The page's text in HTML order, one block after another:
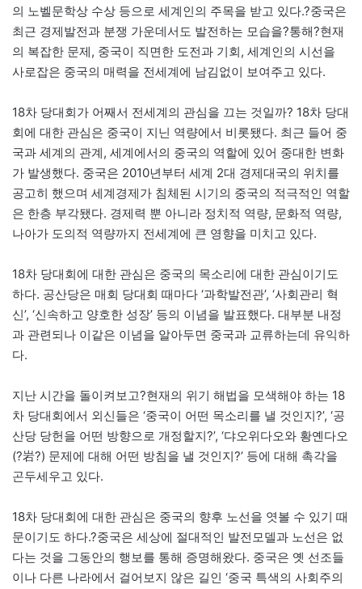
의 노벨문학상 수상 등으로 세계인의 주목을 받고 있다.?중국은
최근 경제발전과 분쟁 가운데서도 발전하는 모습을?통해?현재
의 복잡한 문제, 중국이 직면한 도전과 기회, 세계인의 시선을
사로잡은 중국의 매력을 전세계에 남김없이 보여주고 있다.
18차 당대회가 어째서 전세계의 관심을 끄는 것일까? 18차 당대
회에 대한 관심은 중국이 지닌 역량에서 비롯됐다. 최근 들어 중
국과 세계의 관계, 세계에서의 중국의 역할에 있어 중대한 변화
가 발생했다. 중국은 2010년부터 세계 2대 경제대국의 위치를
공고히 했으며 세계경제가 침체된 시기의 중국의 적극적인 역할
은 한층 부각됐다. 경제력 뿐 아니라 정치적 역량, 문화적 역량,
나아가 도의적 역량까지 전세계에 큰 영향을 미치고 있다.
18차 당대회에 대한 관심은 중국의 목소리에 대한 관심이기도
하다. 공산당은 매회 당대회 때마다 ‘과학발전관’, ‘사회관리 혁
신’, ‘신속하고 양호한 성장’ 등의 이념을 발표했다. 대부분 내정
과 관련되나 이같은 이념을 알아두면 중국과 교류하는데 유익하
다.
지난 시간을 돌이켜보고?현재의 위기 해법을 모색해야 하는 18
차 당대회에서 외신들은 ‘중국이 어떤 목소리를 낼 것인지?’, ‘공
산당 당헌을 어떤 방향으로 개정할지?’, ‘댜오위다오와 황옌다오
(?岩?) 문제에 대해 어떤 방침을 낼 것인지?’ 등에 대해 촉각을
곤두세우고 있다.
18차 당대회에 대한 관심은 중국의 향후 노선을 엿볼 수 있기 때
문이기도 하다.?중국은 세상에 절대적인 발전모델과 노선은 없
다는 것을 그동안의 행보를 통해 증명해왔다. 중국은 옛 선조들
이나 다른 나라에서 걸어보지 않은 길인 ‘중국 특색의 사회주의